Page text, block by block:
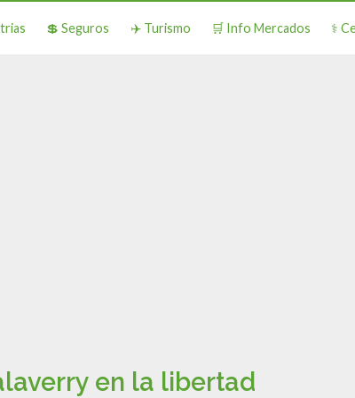
💲 Seguros ✈️ Turismo 🛒 Info Mercados ⚕️
en la libertad